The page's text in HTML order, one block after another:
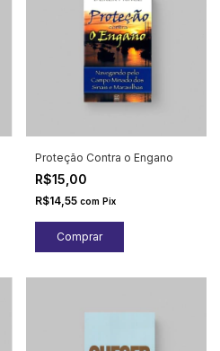
Proteção Contra o Engano
R$15,00
R$14,55 com Pix